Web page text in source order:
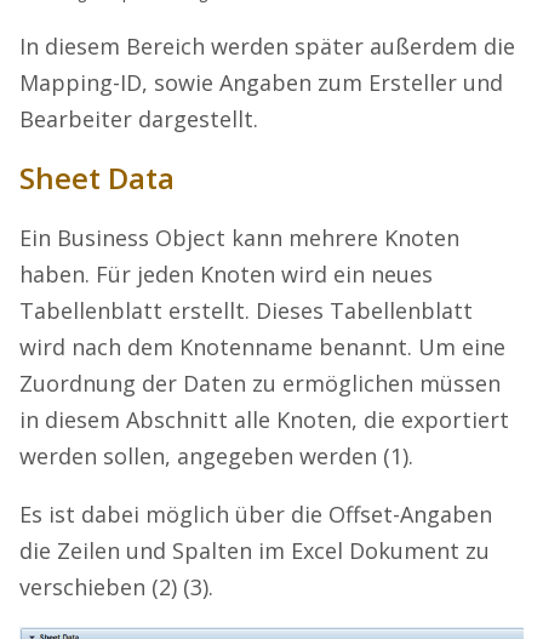
In diesem Bereich werden später außerdem die
Mapping-ID, sowie Angaben zum Ersteller und
Bearbeiter dargestellt.
Sheet Data
Ein Business Object kann mehrere Knoten
haben. Für jeden Knoten wird ein neues
Tabellenblatt erstellt. Dieses Tabellenblatt
wird nach dem Knotenname benannt. Um eine
Zuordnung der Daten zu ermöglichen müssen
in diesem Abschnitt alle Knoten, die exportiert
werden sollen, angegeben werden (1).
Es ist dabei möglich über die Offset-Angaben
die Zeilen und Spalten im Excel Dokument zu
verschieben (2) (3).